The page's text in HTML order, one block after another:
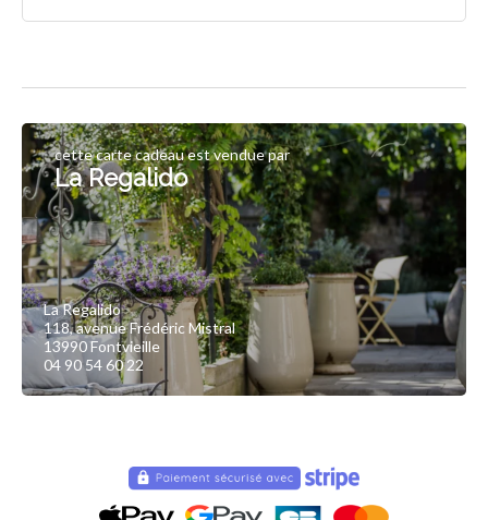
cette carte cadeau est vendue par
La Regalido
La Regalido
118, avenue Frédéric Mistral
13990 Fontvieille
04 90 54 60 22